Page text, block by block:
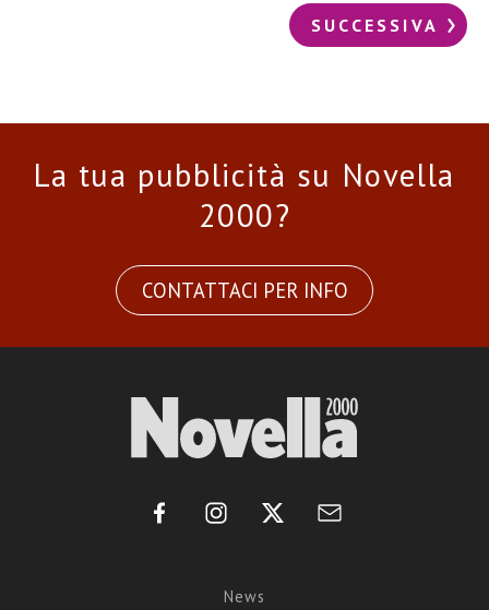
SUCCESSIVA
La tua pubblicità su Novella
2000?
CONTATTACI PER INFO
News